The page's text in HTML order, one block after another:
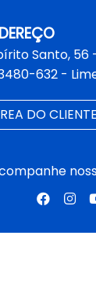
Santo,
632 -
DO CLIENTE